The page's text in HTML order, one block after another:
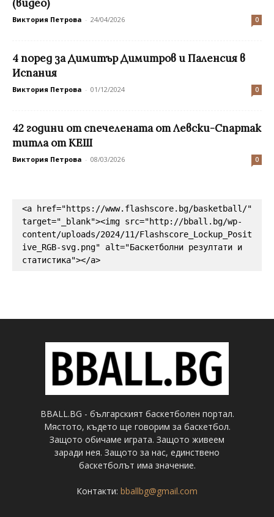
(видео)
Виктория Петрова - 24/04/2026 0
4 поред за Димитър Димитров и Паленсия в
Испания
Виктория Петрова - 01/12/2024 0
42 години от спечелената от Левски-Спартак
титла от КЕШ
Виктория Петрова - 08/03/2026 0
<a href="https://www.flashscore.bg/basketball/"
target="_blank"><img src="http://bball.bg/wp-
content/uploads/2024/11/Flashscore_Lockup_Posit
ive_RGB-svg.png" alt="Баскетболни резултати и
статистика"></a>
BBALL.BG - българският баскетболен портал.
Мястото, където ще говорим за баскетбол.
Защото обичаме играта. Защото живеем
заради нея. Защото за нас, единствено
баскетболът има значение.
Контакти: bballbg@gmail.com